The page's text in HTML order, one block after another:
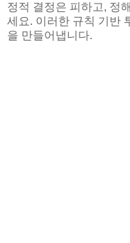
정적 결정은 피하고, 정
세요. 이러한 규칙 기반
을 만들어냅니다.